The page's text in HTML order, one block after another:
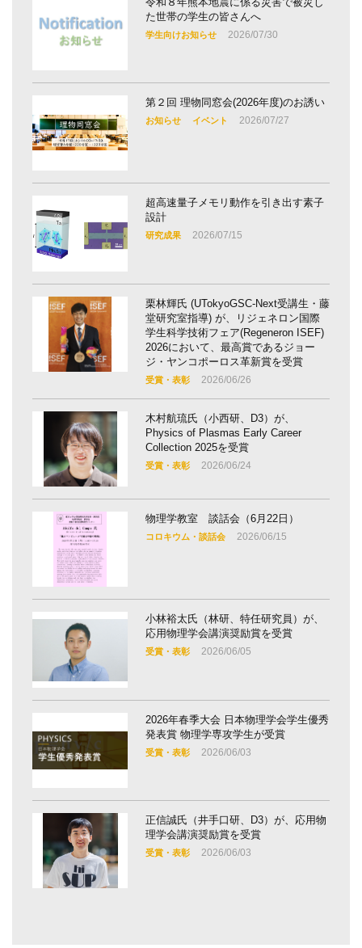
た世帯の学生の皆さんへ
学生向けお知らせ 2026/07/30
第２回 理物同窓会(2026年度)のお誘い
お知らせ イベント 2026/07/27
超高速量子メモリ動作を引き出す素子
設計
研究成果 2026/07/15
栗林輝氏 (UTokyoGSC-Next受講生・藤
堂研究室指導) が、リジェネロン国際
学生科学技術フェア(Regeneron ISEF)
2026において、最高賞であるジョー
ジ・ヤンコポーロス革新賞を受賞
受賞・表彰 2026/06/26
木村航琉氏（小西研、D3）が、
Physics of Plasmas Early Career
Collection 2025を受賞
受賞・表彰 2026/06/24
物理学教室 談話会（6月22日）
コロキウム・談話会 2026/06/15
小林裕太氏（林研、特任研究員）が、
応用物理学会講演奨励賞を受賞
受賞・表彰 2026/06/05
2026年春季大会 日本物理学会学生優秀
発表賞 物理学専攻学生が受賞
受賞・表彰 2026/06/03
正信誠氏（井手口研、D3）が、応用物
理学会講演奨励賞を受賞
受賞・表彰 2026/06/03